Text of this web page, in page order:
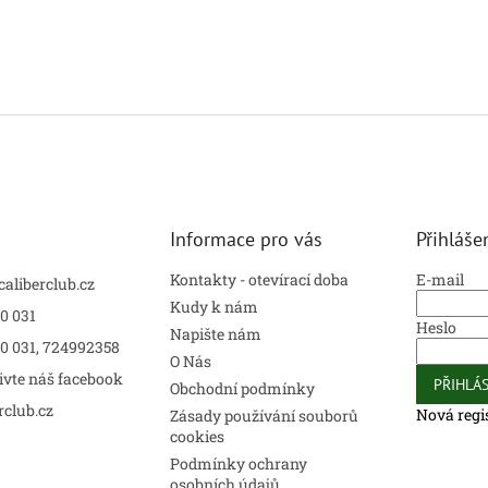
031
031, 724992358
náš facebook
Informace pro vás
Kontakty - otevírací doba
Kudy k nám
Napište nám
O Nás
Obchodní podmínky
Zásady používání souborů
cookies
Podmínky ochrany
E-mail
Heslo
Nová